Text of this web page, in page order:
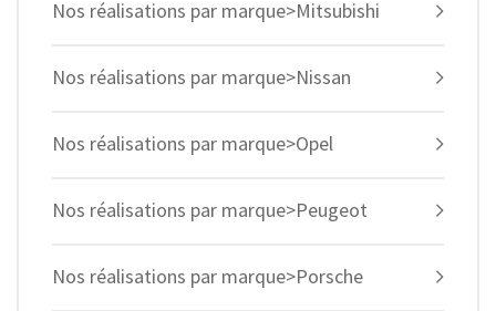
Nos réalisations par marque>Mitsubishi
Nos réalisations par marque>Nissan
Nos réalisations par marque>Opel
Nos réalisations par marque>Peugeot
Nos réalisations par marque>Porsche